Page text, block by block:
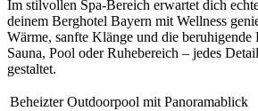
Im stilvollen Spa-Bereich erwartet dich
deinem Berghotel Bayern mit Wellness
Wärme, sanfte Klänge und die
Sauna, Pool oder Ruhebereich – jedes
gestaltet.
Beheizter Outdoorpool mit Panoramablick